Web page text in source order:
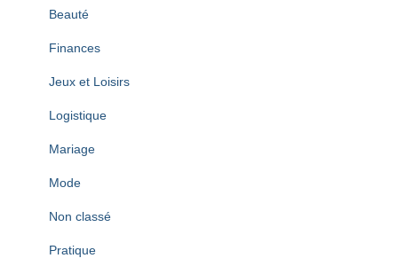
Beauté
Finances
Jeux et Loisirs
Logistique
Mariage
Mode
Non classé
Pratique